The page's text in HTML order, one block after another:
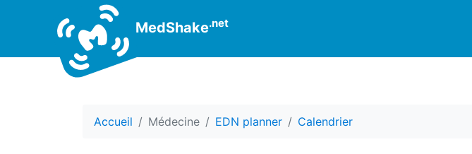
MedShake.net
Accueil Médecine EDN planner Calendrier